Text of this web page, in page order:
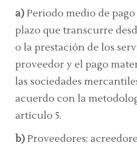
a) Periodo medio de
plazo que transcurre
o la prestación de los
proveedor y el pago
las sociedades
acuerdo con la
artículo 5.
b) Proveedores: